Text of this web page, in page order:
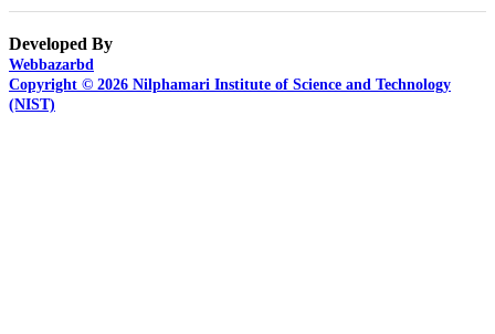
Developed By
Webbazarbd
Copyright © 2026 Nilphamari Institute of Science and Technology
(NIST)